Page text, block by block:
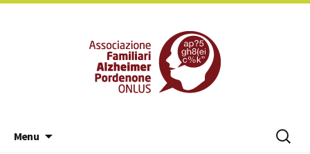
Menu
Ricerca
per: